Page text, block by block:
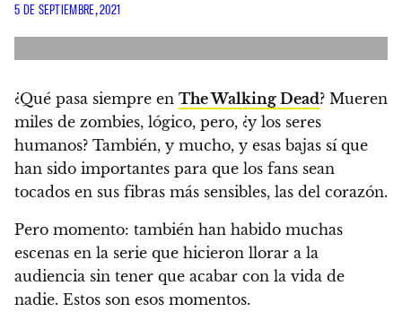
5 DE SEPTIEMBRE, 2021
¿Qué pasa siempre en The Walking Dead? Mueren
miles de zombies, lógico, pero, ¿y los seres
humanos? También, y mucho, y esas bajas sí que
han sido importantes para que los fans sean
tocados en sus fibras más sensibles, las del corazón.
Pero momento: también han habido muchas
escenas en la serie que hicieron llorar a la
audiencia sin tener que acabar con la vida de
nadie. Estos son esos momentos.